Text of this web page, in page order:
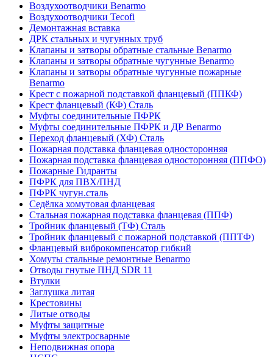
Воздухоотводчики Benarmo
Воздухоотводчики Tecofi
Демонтажная вставка
ДРК стальных и чугунных труб
Клапаны и затворы обратные стальные Benarmo
Клапаны и затворы обратные чугунные Benarmo
Клапаны и затворы обратные чугунные пожарные
Benarmo
Крест с пожарной подставкой фланцевый (ППКФ)
Крест фланцевый (КФ) Сталь
Муфты соединительные ПФРК
Муфты соединительные ПФРК и ДР Benarmo
Переход фланцевый (ХФ) Сталь
Пожарная подставка фланцевая односторонняя
Пожарная подставка фланцевая односторонняя (ППФО)
Пожарные Гидранты
ПФРК для ПВХ/ПНД
ПФРК чугун.сталь
Седёлка хомутовая фланцевая
Стальная пожарная подставка фланцевая (ППФ)
Тройник фланцевый (ТФ) Сталь
Тройник фланцевый с пожарной подставкой (ППТФ)
Фланцевый виброкомпенсатор гибкий
Хомуты стальные ремонтные Benarmo
Отводы гнутые ПНД SDR 11
Втулки
Заглушка литая
Крестовины
Литые отводы
Муфты защитные
Муфты электросварные
Неподвижная опора